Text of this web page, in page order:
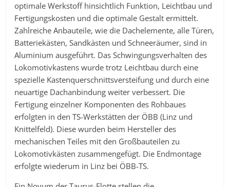
optimale Werkstoff hinsichtlich Funktion, Leichtbau und
Fertigungskosten und die optimale Gestalt ermittelt.
Zahlreiche Anbauteile, wie die Dachelemente, alle Türen,
Batteriekästen, Sandkästen und Schneeräumer, sind in
Aluminium ausgeführt. Das Schwingungsverhalten des
Lokomotivkastens wurde trotz Leichtbau durch eine
spezielle Kastenquerschnittsversteifung und durch eine
neuartige Dachanbindung weiter verbessert. Die
Fertigung einzelner Komponenten des Rohbaues
erfolgten in den TS-Werkstätten der ÖBB (Linz und
Knittelfeld). Diese wurden beim Hersteller des
mechanischen Teiles mit den Großbauteilen zu
Lokomotivkästen zusammengefügt. Die Endmontage
erfolgte wiederum in Linz bei ÖBB-TS.